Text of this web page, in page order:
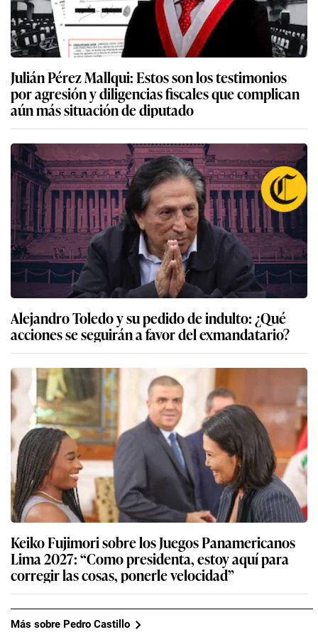
Julián Pérez Mallqui: Estos son los testimonios
por agresión y diligencias fiscales que complican
aún más situación de diputado
Alejandro Toledo y su pedido de indulto: ¿Qué
acciones se seguirán a favor del exmandatario?
Keiko Fujimori sobre los Juegos Panamericanos
Lima 2027: “Como presidenta, estoy aquí para
corregir las cosas, ponerle velocidad”
Más sobre Pedro Castillo